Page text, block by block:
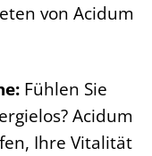
von Acidum
Fühlen Sie
Acidum
Ihre Vitalität